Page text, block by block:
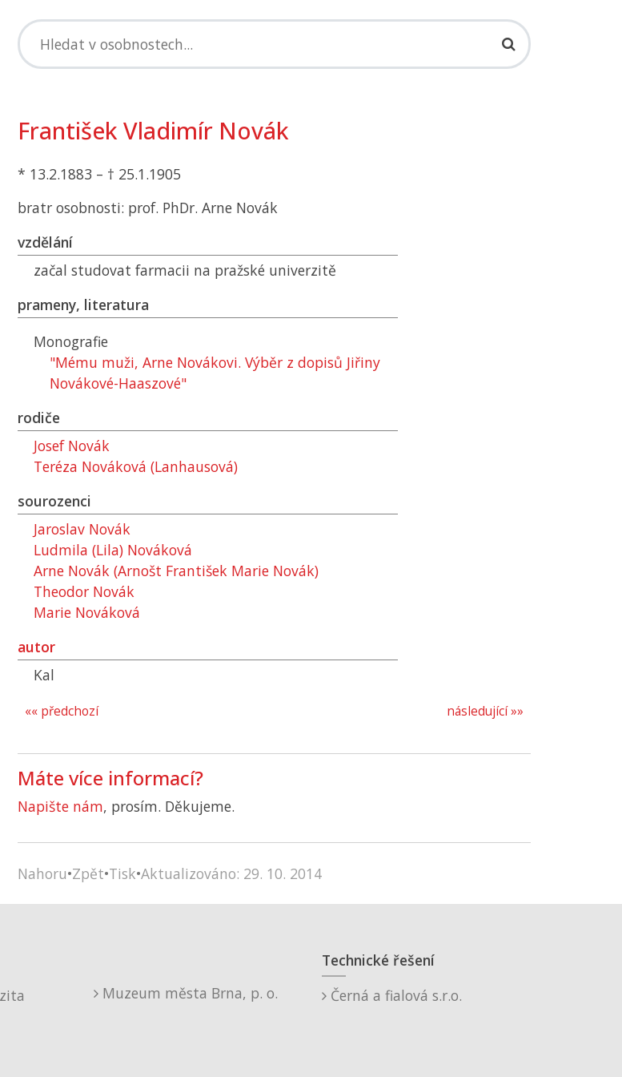
František Vladimír Novák
* 13.2.1883 – † 25.1.1905
bratr osobnosti: prof. PhDr. Arne Novák
vzdělání
začal studovat farmacii na pražské univerzitě
prameny, literatura
Monografie
"Mému muži, Arne Novákovi. Výběr z dopisů Jiřiny
Novákové-Haaszové"
rodiče
Josef Novák
Teréza Nováková (Lanhausová)
sourozenci
Jaroslav Novák
Ludmila (Lila) Nováková
Arne Novák (Arnošt František Marie Novák)
Theodor Novák
Marie Nováková
autor
Kal
následující »»
«« předchozí
Máte více informací?
Napište nám, prosím. Děkujeme.
Nahoru•Zpět•Tisk•Aktualizováno: 29. 10. 2014
Muzeum města Brna, p. o.
Technické řešení
Černá a fialová s.r.o.